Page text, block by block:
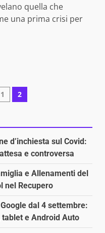
quella che
una prima crisi per
1 2
d’inchiesta sul Covid:
e controversa
e Allenamenti del
nel Recupero
dal 4 settembre:
e Android Auto